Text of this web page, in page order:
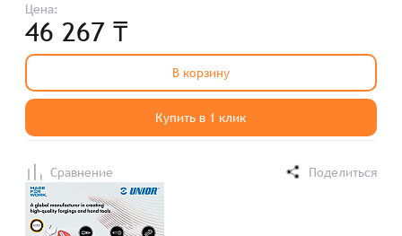
Цена:
46 267 ₸
В корзину
Купить в 1 клик
Сравнение Поделиться